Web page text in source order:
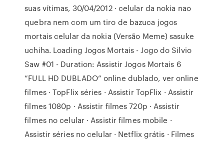
suas vítimas, 30/04/2012 · celular da nokia nao
quebra nem com um tiro de bazuca jogos
mortais celular da nokia (Versão Meme) sasuke
uchiha. Loading Jogos Mortais - Jogo do Silvio
Saw #01 - Duration: Assistir Jogos Mortais 6
”FULL HD DUBLADO” online dublado, ver online
filmes · TopFlix séries · Assistir TopFlix · Assistir
filmes 1080p · Assistir filmes 720p · Assistir
filmes no celular · Assistir filmes mobile ·
Assistir séries no celular · Netflix grátis · Filmes